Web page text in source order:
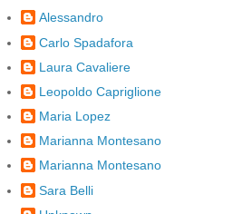
Alessandro
Carlo Spadafora
Laura Cavaliere
Leopoldo Capriglione
Maria Lopez
Marianna Montesano
Marianna Montesano
Sara Belli